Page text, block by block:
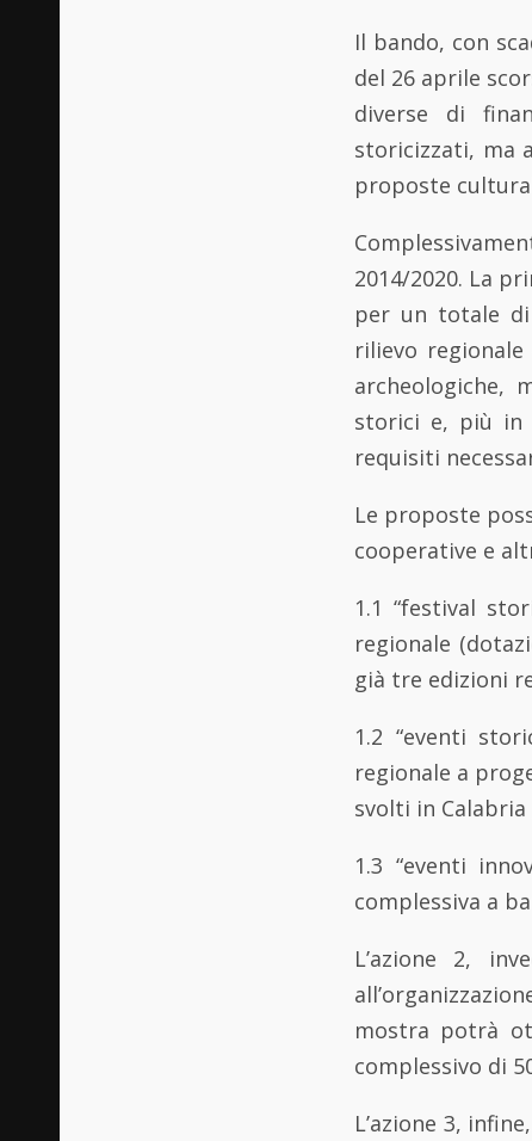
Il bando, con
del 26 aprile
diverse di
storicizzati, ma
proposte
2014/2020. La
per un totale di
rilievo
archeologiche,
storici e, più in
requisiti
Le proposte
cooperative e
1.1 “festival
regionale
già tre edizioni
1.2 “eventi
regionale a
svolti in
1.3 “eventi
complessiva a
L’azione 2,
mostra potrà
complessivo di
L’azione 3,